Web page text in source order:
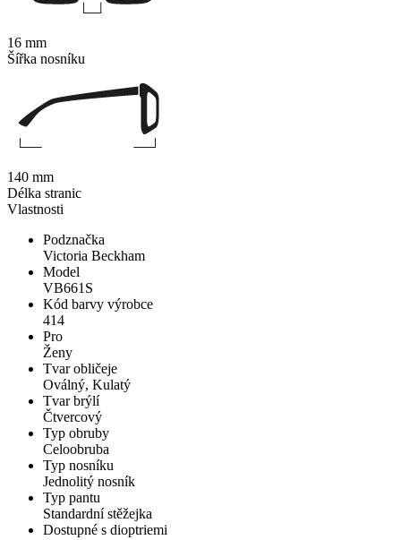
Vlastnosti
Podznačka
Victoria Beckham
Model
VB661S
Kód barvy výrobce
414
Pro
Ženy
Tvar obličeje
Oválný, Kulatý
Tvar brýlí
Čtvercový
Typ obruby
Celoobruba
Typ nosníku
Jednolitý nosník
Typ pantu
Standardní stěžejka
Dostupné s dioptriemi
16 mm
Šířka nosníku
140 mm
Délka stranic